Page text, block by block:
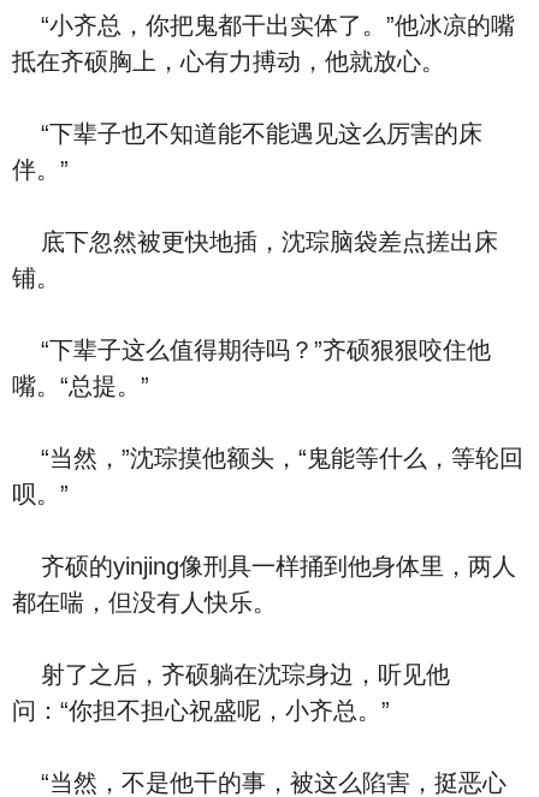
“小齐总，你把鬼都干出实体了。”他冰凉的嘴
抵在齐硕胸上，心有力搏动，他就放心。
“下辈子也不知道能不能遇见这么厉害的床
伴。”
底下忽然被更快地插，沈琮脑袋差点搓出床
铺。
“下辈子这么值得期待吗？”齐硕狠狠咬住他
嘴。“总提。”
“当然，”沈琮摸他额头，“鬼能等什么，等轮回
呗。”
齐硕的yinjing像刑具一样捅到他身体里，两人
都在喘，但没有人快乐。
射了之后，齐硕躺在沈琮身边，听见他
问：“你担不担心祝盛呢，小齐总。”
“当然，不是他干的事，被这么陷害，挺恶心